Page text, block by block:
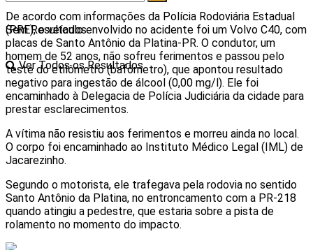
Sem Resultados
Ver Todos os Resultados
De acordo com informações da Polícia Rodoviária Estadual
(PRE), o veículo envolvido no acidente foi um Volvo C40, com
placas de Santo Antônio da Platina-PR. O condutor, um
homem de 52 anos, não sofreu ferimentos e passou pelo
teste do etilômetro (bafômetro), que apontou resultado
negativo para ingestão de álcool (0,00 mg/l). Ele foi
encaminhado à Delegacia de Polícia Judiciária da cidade para
prestar esclarecimentos.
A vítima não resistiu aos ferimentos e morreu ainda no local.
O corpo foi encaminhado ao Instituto Médico Legal (IML) de
Jacarezinho.
Segundo o motorista, ele trafegava pela rodovia no sentido
Santo Antônio da Platina, no entroncamento com a PR-218
quando atingiu a pedestre, que estaria sobre a pista de
rolamento no momento do impacto.